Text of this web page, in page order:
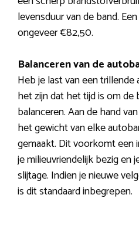
levensduur van de band.
ongeveer €82,50.
Balanceren van de
Heb je last van een
het zijn dat het tijd is om de
balanceren. Aan de hand
het gewicht van elke
gemaakt. Dit voorkomt een
je milieuvriendelijk bezig en
slijtage. Indien je nieuwe
is dit standaard inbegrepen.